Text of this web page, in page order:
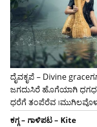
ದೈವಕೃಪೆ – Divine
ಜಗದುಸಿರೆ ಹೊಗೆಯಾಗಿ
ಧರೆಗೆ ತಂಪೆರೆವ
ಕಗ್ಗ – ಗಾಳಿಪಟ – Kite